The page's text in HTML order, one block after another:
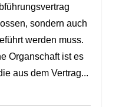
sondern auch
werden muss.
Organschaft ist es
aus dem Vertrag...